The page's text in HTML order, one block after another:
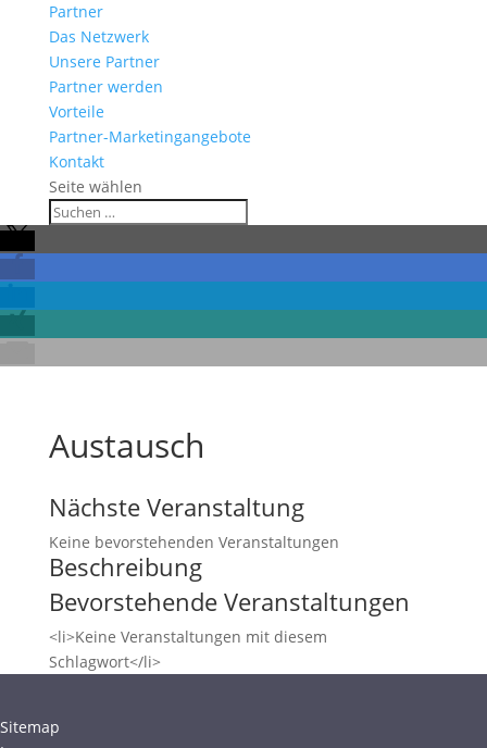
Partner
Das Netzwerk
Unsere Partner
Partner werden
Vorteile
Partner-Marketingangebote
Kontakt
Seite wählen
Austausch
Nächste Veranstaltung
Keine bevorstehenden Veranstaltungen
Beschreibung
Bevorstehende Veranstaltungen
<li>Keine Veranstaltungen mit diesem
Schlagwort</li>
Sitemap